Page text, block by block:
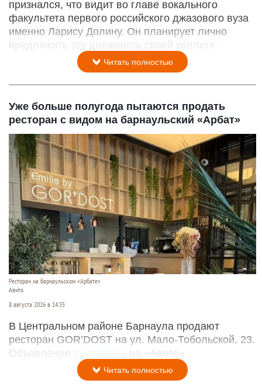
признался, что видит во главе вокального
факультета первого российского джазового вуза
именно Ларису Долину. Он планирует лично
предложить эту должность своей коллеге.
Читать полностью
Уже больше полугода пытаются продать
ресторан с видом на барнаульский «Арбат»
Ресторан на барнаульском «Арбате»
Авито
8 августа 2026 в 14:35
В Центральном районе Барнаула продают
ресторан GOR’DOST на ул. Мало-Тобольской, 23.
Объявление
на «Авито».
Читать полностью